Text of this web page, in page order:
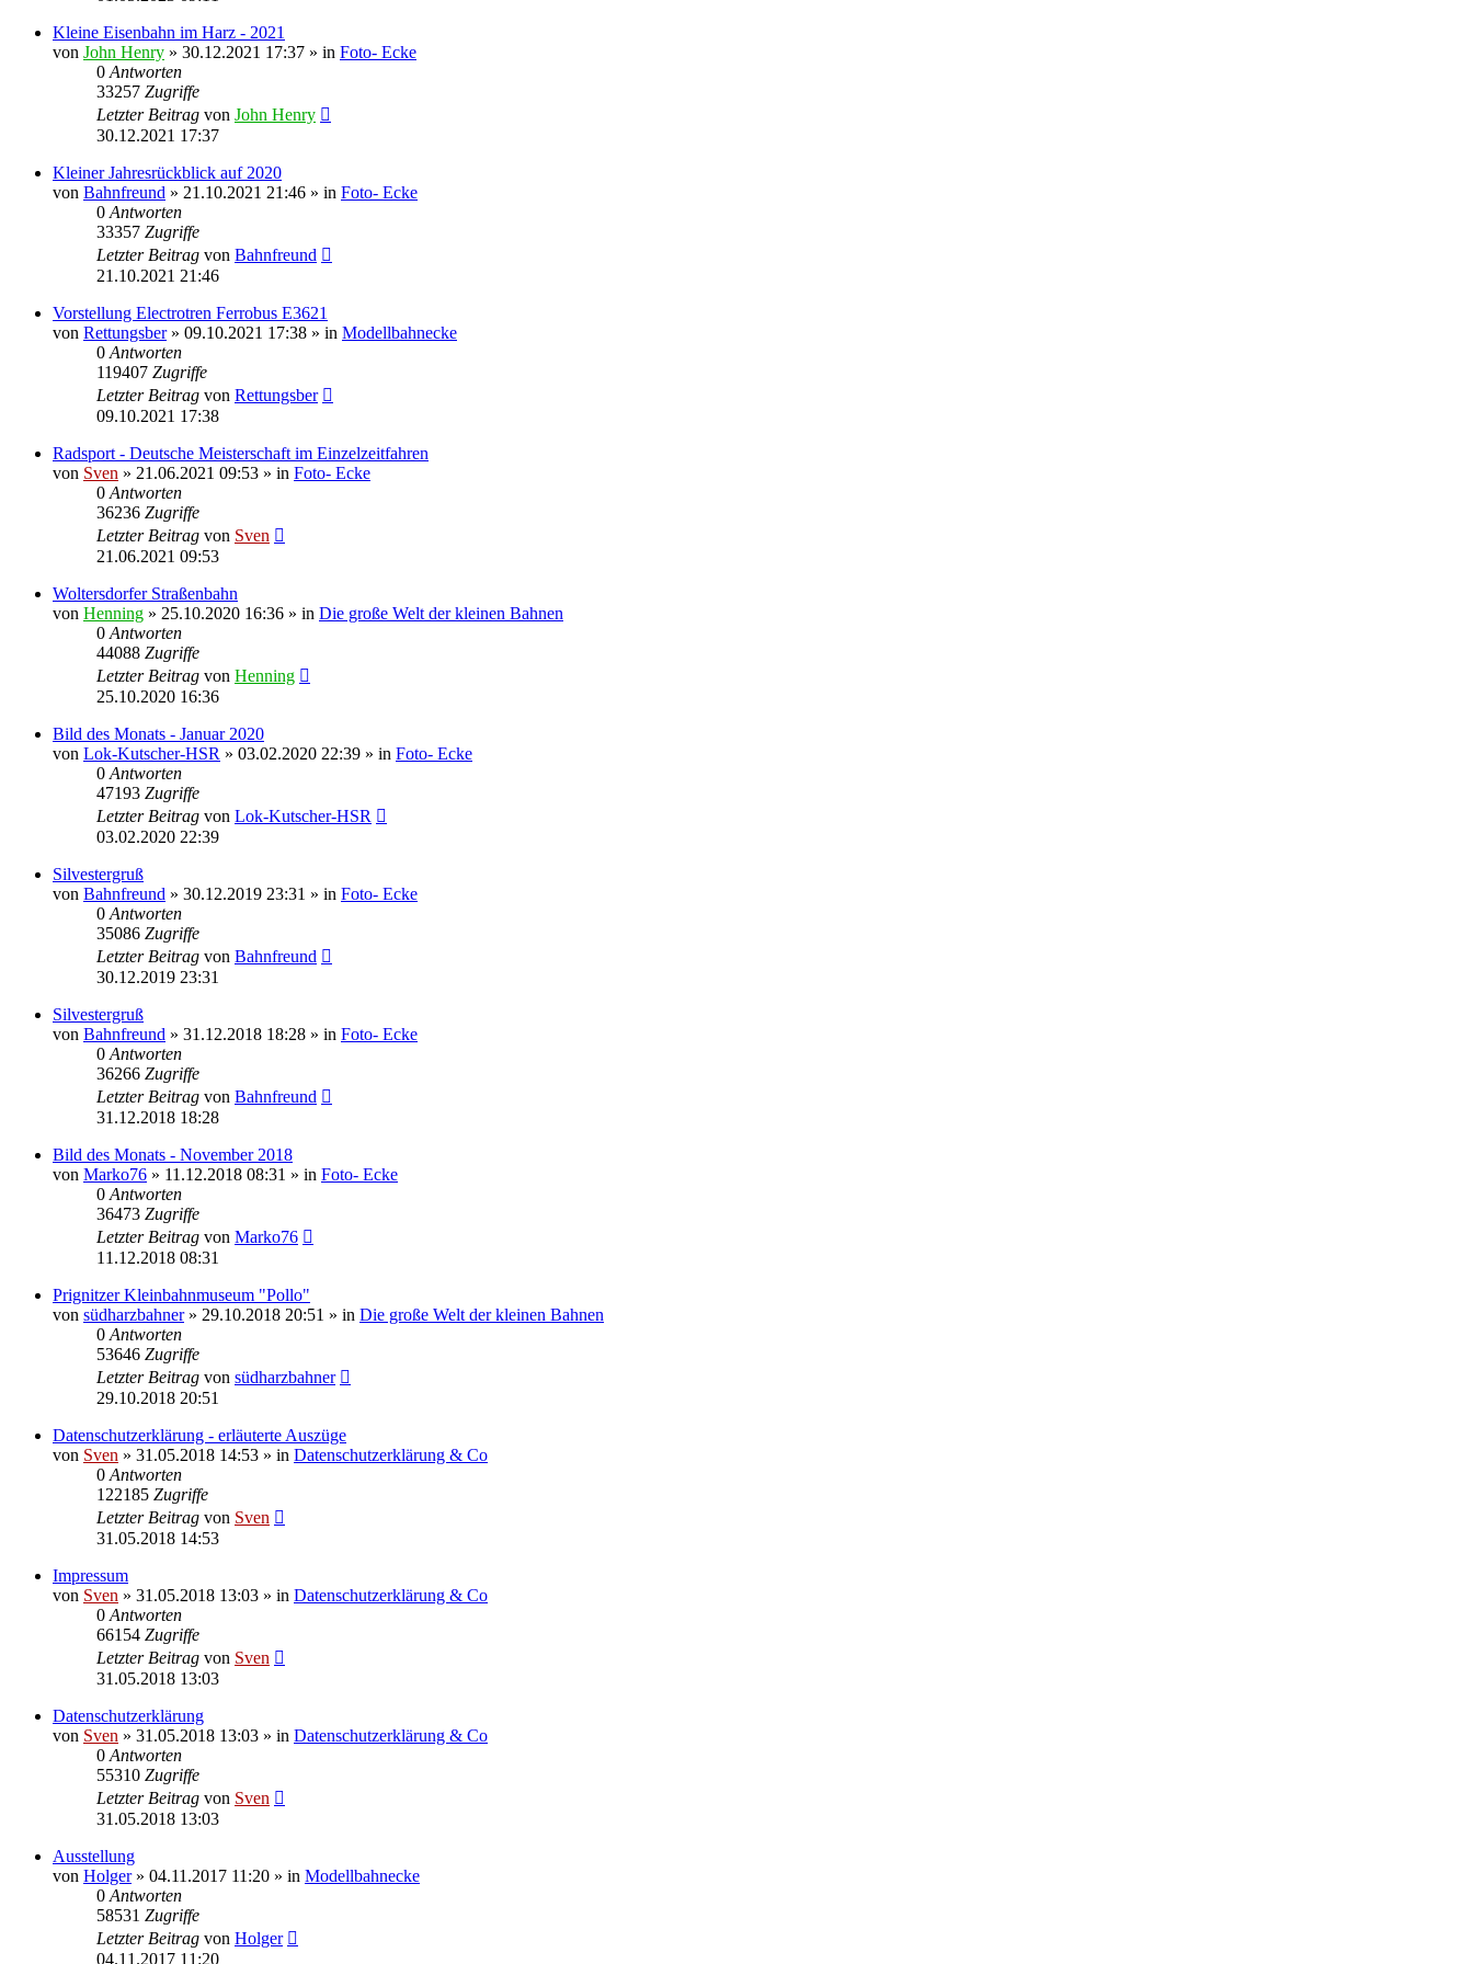
Kleine Eisenbahn im Harz - 2021
von John Henry » 30.12.2021 17:37 » in Foto- Ecke
0 Antworten
33257 Zugriffe
Letzter Beitrag von John Henry
30.12.2021 17:37
Kleiner Jahresrückblick auf 2020
von Bahnfreund » 21.10.2021 21:46 » in Foto- Ecke
0 Antworten
33357 Zugriffe
Letzter Beitrag von Bahnfreund
21.10.2021 21:46
Vorstellung Electrotren Ferrobus E3621
von Rettungsber» 09.10.2021 17:38 » in Modellbahnecke
0 Antworten
119407 Zugriffe
Letzter Beitrag von Rettungsber
09.10.2021 17:38
Radsport - Deutsche Meisterschaft im Einzelzeitfahren
von Sven » 21.06.2021 09:53 » in Foto- Ecke
0 Antworten
36236 Zugriffe
Letzter Beitrag von Sven
21.06.2021 09:53
Woltersdorfer Straßenbahn
von Henning » 25.10.2020 16:36 » in Die große Welt der kleinen Bahnen
0 Antworten
44088 Zugriffe
Letzter Beitrag von Henning
25.10.2020 16:36
Bild des Monats - Januar 2020
von Lok-Kutscher-HSR » 03.02.2020 22:39 » in Foto- Ecke
0 Antworten
47193 Zugriffe
Letzter Beitrag von Lok-Kutscher-HSR
03.02.2020 22:39
Silvestergruß
von Bahnfreund » 30.12.2019 23:31 » in Foto- Ecke
0 Antworten
35086 Zugriffe
Letzter Beitrag von Bahnfreund
30.12.2019 23:31
Silvestergruß
von Bahnfreund » 31.12.2018 18:28 » in Foto- Ecke
0 Antworten
36266 Zugriffe
Letzter Beitrag von Bahnfreund
31.12.2018 18:28
Bild des Monats - November 2018
von Marko76 » 11.12.2018 08:31 » in Foto- Ecke
0 Antworten
36473 Zugriffe
Letzter Beitrag von Marko76
11.12.2018 08:31
Prignitzer Kleinbahnmuseum "Pollo"
von südharzbahner» 29.10.2018 20:51 » in Die große Welt der kleinen Bahnen
0 Antworten
53646 Zugriffe
Letzter Beitrag von südharzbahner
29.10.2018 20:51
Datenschutzerklärung - erläuterte Auszüge
von Sven » 31.05.2018 14:53 » in Datenschutzerklärung & Co
0 Antworten
122185 Zugriffe
Letzter Beitrag von Sven
31.05.2018 14:53
Impressum
von Sven » 31.05.2018 13:03 » in Datenschutzerklärung & Co
0 Antworten
66154 Zugriffe
Letzter Beitrag von Sven
31.05.2018 13:03
Datenschutzerklärung
von Sven » 31.05.2018 13:03 » in Datenschutzerklärung & Co
0 Antworten
55310 Zugriffe
Letzter Beitrag von Sven
31.05.2018 13:03
Ausstellung
von Holger» 04.11.2017 11:20 » in Modellbahnecke
0 Antworten
58531 Zugriffe
Letzter Beitrag von Holger
04.11.2017 11:20